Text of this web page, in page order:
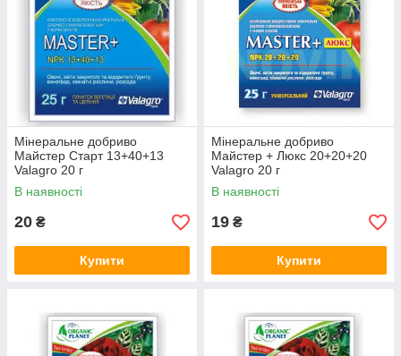
Мінеральне добриво
Майстер Старт 13+40+13
Valagro 20 г
В наявності
20 ₴
Купити
Мінеральне добриво
Майстер + Люкс 20+20+20
Valagro 20 г
В наявності
19 ₴
Купити